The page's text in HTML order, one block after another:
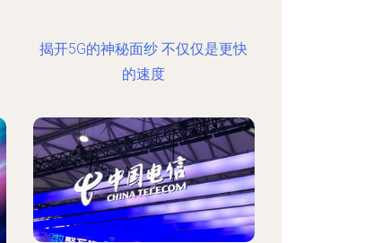
揭开5G的神秘面纱 不仅仅是更快
的速度